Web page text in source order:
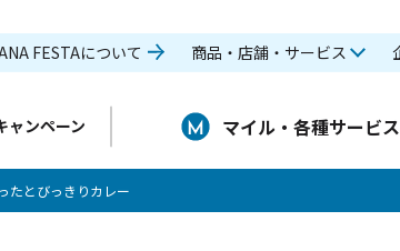
FESTAについて 商品・店舗・サービス
ャンペーン マイル・各種サービス
たとびっきりカレー